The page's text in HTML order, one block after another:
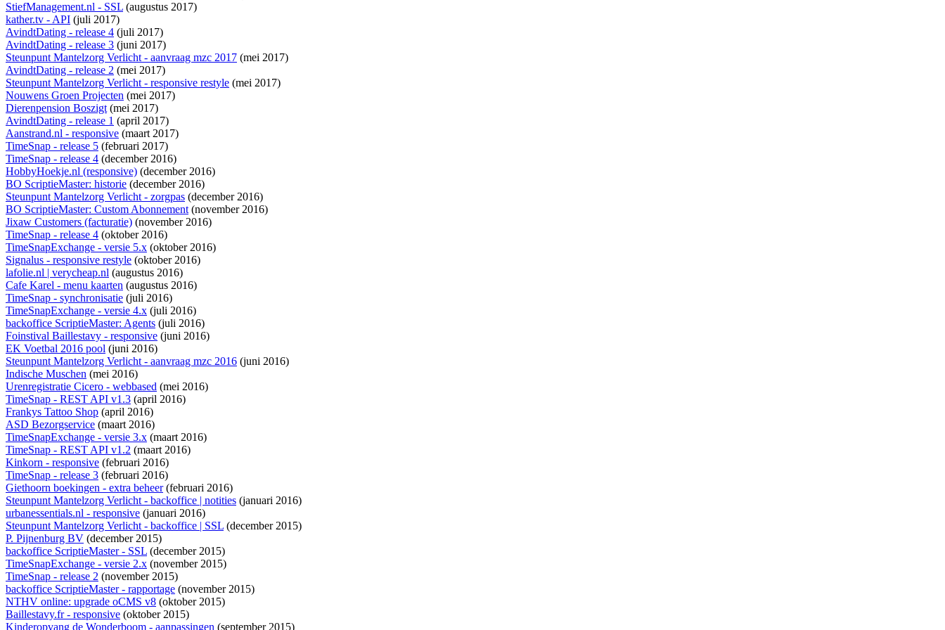
StiefManagement.nl - SSL (augustus 2017)
kather.tv - API (juli 2017)
AvindtDating - release 4 (juli 2017)
AvindtDating - release 3 (juni 2017)
Steunpunt Mantelzorg Verlicht - aanvraag mzc 2017 (mei 2017)
AvindtDating - release 2 (mei 2017)
Steunpunt Mantelzorg Verlicht - responsive restyle (mei 2017)
Nouwens Groen Projecten (mei 2017)
Dierenpension Boszigt(mei 2017)
AvindtDating - release 1 (april 2017)
Aanstrand.nl - responsive (maart 2017)
TimeSnap - release 5 (februari 2017)
TimeSnap - release 4 (december 2016)
HobbyHoekje.nl (responsive) (december 2016)
BO ScriptieMaster: historie (december 2016)
Steunpunt Mantelzorg Verlicht - zorgpas (december 2016)
BO ScriptieMaster: Custom Abonnement(november 2016)
Jixaw Customers (facturatie) (november 2016)
TimeSnap - release 4 (oktober 2016)
TimeSnapExchange - versie 5.x (oktober 2016)
Signalus - responsive restyle (oktober 2016)
lafolie.nl | verycheap.nl (augustus 2016)
Cafe Karel - menu kaarten (augustus 2016)
TimeSnap - synchronisatie (juli 2016)
TimeSnapExchange - versie 4.x (juli 2016)
backoffice ScriptieMaster: Agents (juli 2016)
Foinstival Baillestavy - responsive (juni 2016)
EK Voetbal 2016 pool (juni 2016)
Steunpunt Mantelzorg Verlicht - aanvraag mzc 2016 (juni 2016)
Indische Muschen (mei 2016)
Urenregistratie Cicero - webbased (mei 2016)
TimeSnap - REST API v1.3 (april 2016)
Frankys Tattoo Shop (april 2016)
ASD Bezorgservice (maart 2016)
TimeSnapExchange - versie 3.x (maart 2016)
TimeSnap - REST API v1.2 (maart 2016)
Kinkorn - responsive (februari 2016)
TimeSnap - release 3 (februari 2016)
Giethoorn boekingen - extra beheer(februari 2016)
Steunpunt Mantelzorg Verlicht - backoffice | notities (januari 2016)
urbanessentials.nl - responsive (januari 2016)
Steunpunt Mantelzorg Verlicht - backoffice | SSL (december 2015)
P. Pijnenburg BV (december 2015)
backoffice ScriptieMaster - SSL (december 2015)
TimeSnapExchange - versie 2.x (november 2015)
TimeSnap - release 2 (november 2015)
backoffice ScriptieMaster - rapportage (november 2015)
NTHV online: upgrade oCMS v8 (oktober 2015)
Baillestavy.fr - responsive (oktober 2015)
Kinderopvang de Wonderboom - aanpassingen (september 2015)